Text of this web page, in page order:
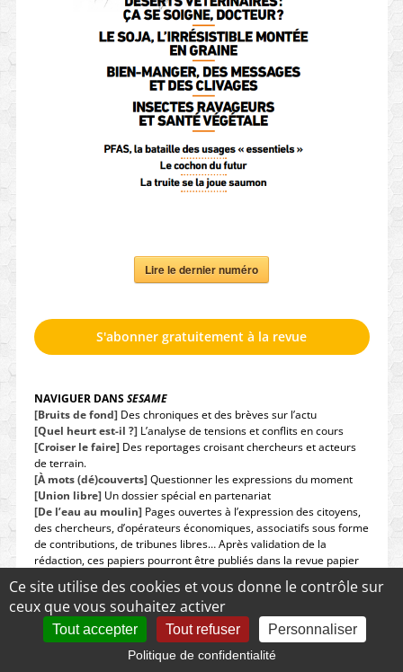
Lire le dernier numéro
S'abonner gratuitement à la revue
NAVIGUER DANSSESAME
[Bruits de fond]Des chroniques et des brèves sur l’actu
[Quel heurt est-il ?]L’analyse de tensions et conflits en cours
[Croiser le faire]Des reportages croisant chercheurs et acteurs
de terrain.
[À mots (dé)couverts]Questionner les expressions du moment
[Union libre]Un dossier spécial en partenariat
[De l’eau au moulin]Pages ouvertes à l’expression des citoyens,
des chercheurs, d’opérateurs économiques, associatifs sous forme
de contributions, de tribunes libres… Après validation de la
rédaction, ces papiers pourront être publiés dans la revue papier
sont à envoyer àrevuesesame@inrae.fr
[Les échos & le fil]Des revues de presse à retrouver chaque
semaine surnotre page LinkedIn
Ce site utilise des cookies et vous donne le contrôle sur
ceux que vous souhaitez activer
Tout accepter Tout refuser Personnaliser
Politique de confidentialité